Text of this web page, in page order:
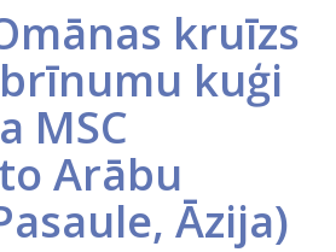
kruīzs
kuģi
MSC
Arābu
, Āzija)